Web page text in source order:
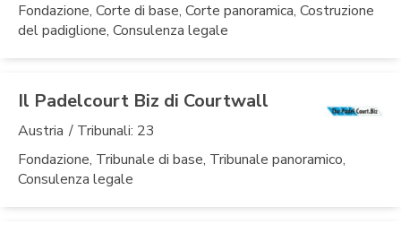
Fondazione, Corte di base, Corte panoramica, Costruzione
del padiglione, Consulenza legale
Il Padelcourt Biz di Courtwall
Austria / Tribunali: 23
Fondazione, Tribunale di base, Tribunale panoramico,
Consulenza legale